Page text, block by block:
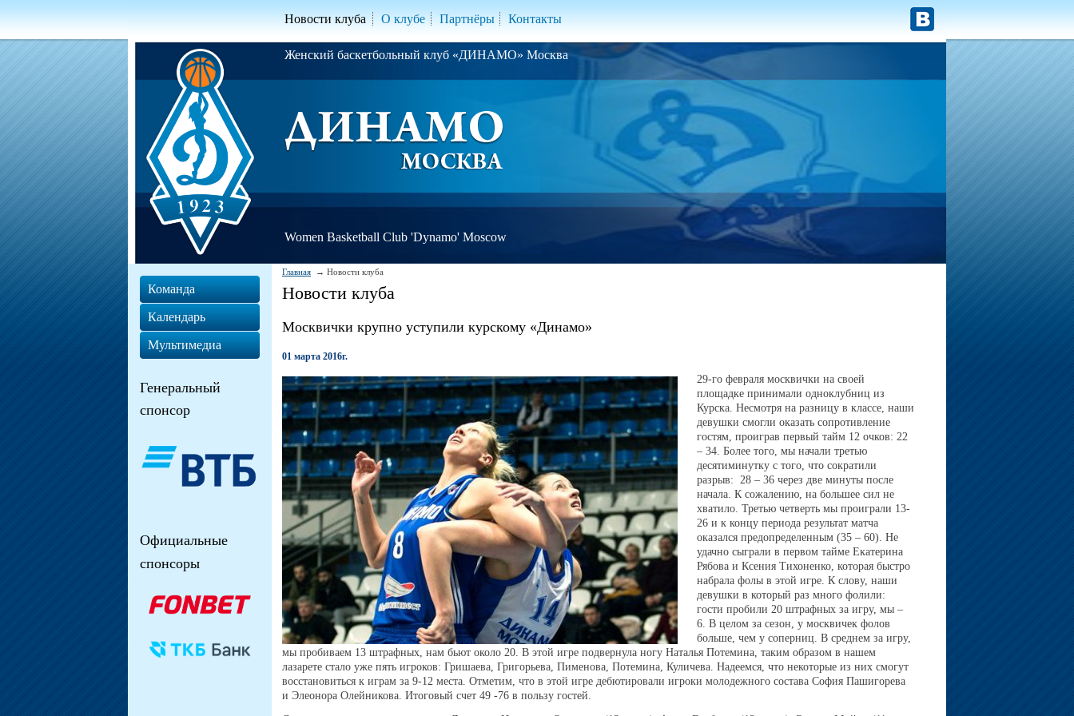
Новости клуба О клубе Партнёры Контакты
Женский баскетбольный клуб «ДИНАМО» Москва
Women Basketball Club 'Dynamo' Moscow
Главная Новости клуба
Новости клуба
Москвички крупно уступили курскому «Динамо»
01 марта 2016г.
29-го февраля москвички на своей
площадке принимали одноклубниц из
Курска. Несмотря на разницу в классе, наши
девушки смогли оказать сопротивление
гостям, проиграв первый тайм 12 очков: 22
– 34. Более того, мы начали третью
десятиминутку с того, что сократили
разрыв: 28 – 36 через две минуты после
начала. К сожалению, на большее сил не
хватило. Третью четверть мы проиграли 13-
26 и к концу периода результат матча
оказался предопределенным (35 – 60). Не
удачно сыграли в первом тайме Екатерина
Рябова и Ксения Тихоненко, которая быстро
набрала фолы в этой игре. К слову, наши
девушки в который раз много фолили:
гости пробили 20 штрафных за игру, мы –
6. В целом за сезон, у москвичек фолов
больше, чем у соперниц. В среднем за игру,
мы пробиваем 13 штрафных, нам бьют около 20. В этой игре подвернула ногу Наталья Потемина, таким образом в нашем
лазарете стало уже пять игроков: Гришаева, Григорьева, Пименова, Потемина, Куличева. Надеемся, что некоторые из них смогут
восстановиться к играм за 9-12 места. Отметим, что в этой игре дебютировали игроки молодежного состава София Пашигорева
и Элеонора Олейникова. Итоговый счет 49 -76 в пользу гостей.
Команда
Календарь
Мультимедиа
Генеральный
спонсор
Официальные
спонсоры